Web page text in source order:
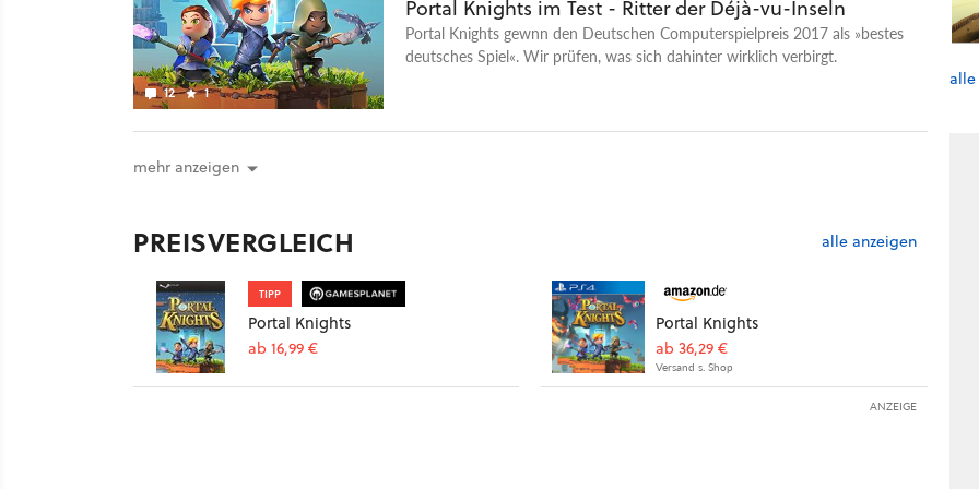
12 1
Portal Knights im Test - Ritter der Déjà-vu-Inseln
Portal Knights gewnn den Deutschen Computerspielpreis 2017 als »bestes
deutsches Spiel«. Wir prüfen, was sich dahinter wirklich verbirgt.
mehr anzeigen
PREISVERGLEICH alle anzeigen
TIPP
Portal Knights
ab 16,99 €
Portal Knights
ab 36,29 €
Versand s. Shop
ANZEIGE
alle